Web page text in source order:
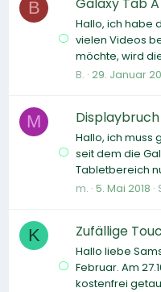
B
Hallo, ich habe
vielen Videos
möchte, wird
B. 29. Januar
M
Hallo, ich muss
seit dem die
Tabletbereich
m. 5. Mai 2018
K Zufällige
Hallo liebe
Februar. Am
kostenfrei